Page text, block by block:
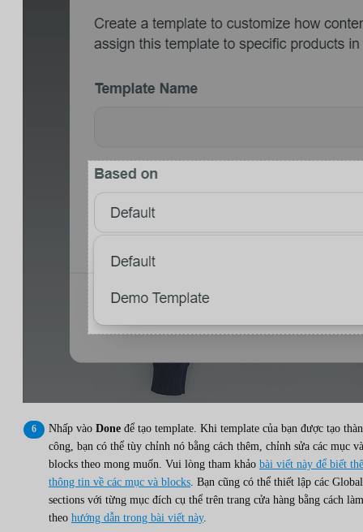
Nhấp vào Done để tạo template. Khi template của bạn được tạo
công, bạn có thể tùy chỉnh nó bằng cách thêm, chỉnh sửa các mục và
blocks theo mong muốn. Vui lòng tham khảo bài viết này để biết
thông tin về các mục và blocks. Bạn cũng có thể thiết lập các Global
sections với từng mục đích cụ thể trên trang cửa hàng bằng cách làm
theo hướng dẫn trong bài viết này.